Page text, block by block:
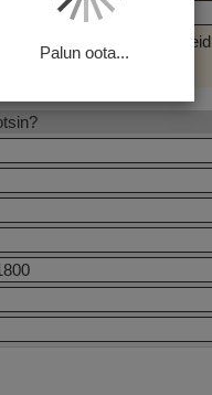
märgendatud sõnaühendeid
Palun oota...